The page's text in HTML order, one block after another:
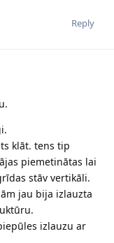
Reply
klāt. tens tip
piemetinātas lai
stāv vertikāli.
jau bija izlauzta
izlauzu ar